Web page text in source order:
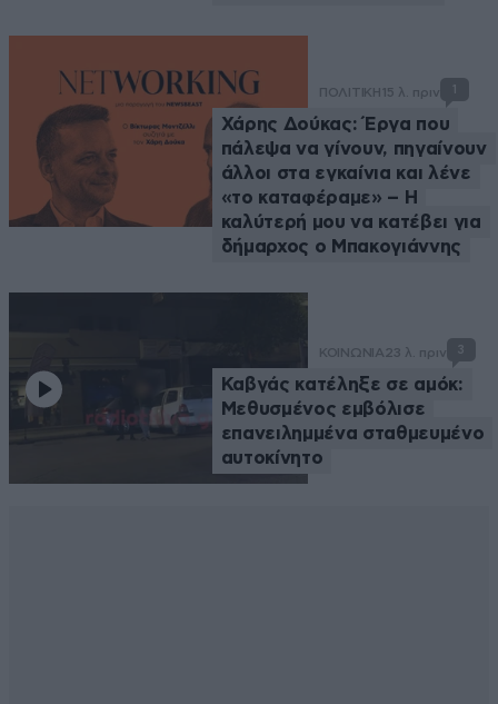
ΠΟΛΙΤΙΚΗ 15 λ. πριν 1
Χάρης Δούκας: Έργα που
πάλεψα να γίνουν, πηγαίνουν
άλλοι στα εγκαίνια και λένε
«το καταφέραμε» – Η
καλύτερή μου να κατέβει για
δήμαρχος ο Μπακογιάννης
ΚΟΙΝΩΝΙΑ 23 λ. πριν 3
Καβγάς κατέληξε σε αμόκ:
Μεθυσμένος εμβόλισε
επανειλημμένα σταθμευμένο
αυτοκίνητο